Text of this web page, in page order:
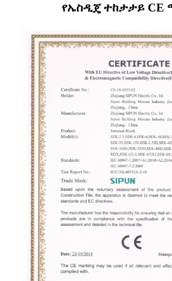
የኤስዲጄ ተከታታይ CE